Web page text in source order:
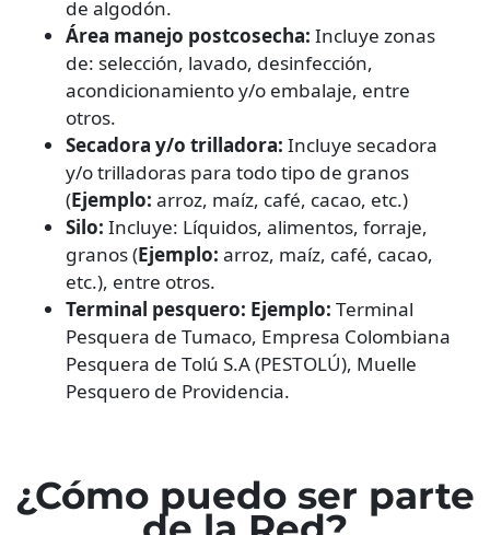
de algodón.
Área manejo postcosecha: Incluye zonas
de: selección, lavado, desinfección,
acondicionamiento y/o embalaje, entre
otros.
Secadora y/o trilladora: Incluye secadora
y/o trilladoras para todo tipo de granos
(Ejemplo: arroz, maíz, café, cacao, etc.)
Silo: Incluye: Líquidos, alimentos, forraje,
granos (Ejemplo: arroz, maíz, café, cacao,
etc.), entre otros.
Terminal pesquero: Ejemplo: Terminal
Pesquera de Tumaco, Empresa Colombiana
Pesquera de Tolú S.A (PESTOLÚ), Muelle
Pesquero de Providencia.
¿Cómo puedo ser parte